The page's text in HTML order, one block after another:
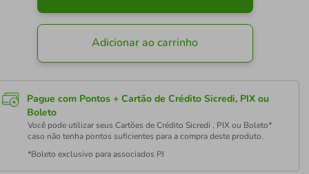
Adicionar ao carrinho
Pague com Pontos + Cartão de Crédito Sicredi, PIX ou
Boleto
Você pode utilizar seus Cartões de Crédito Sicredi , PIX ou Boleto*
caso não tenha pontos suficientes para a compra deste produto.
*Boleto exclusivo para associados PJ